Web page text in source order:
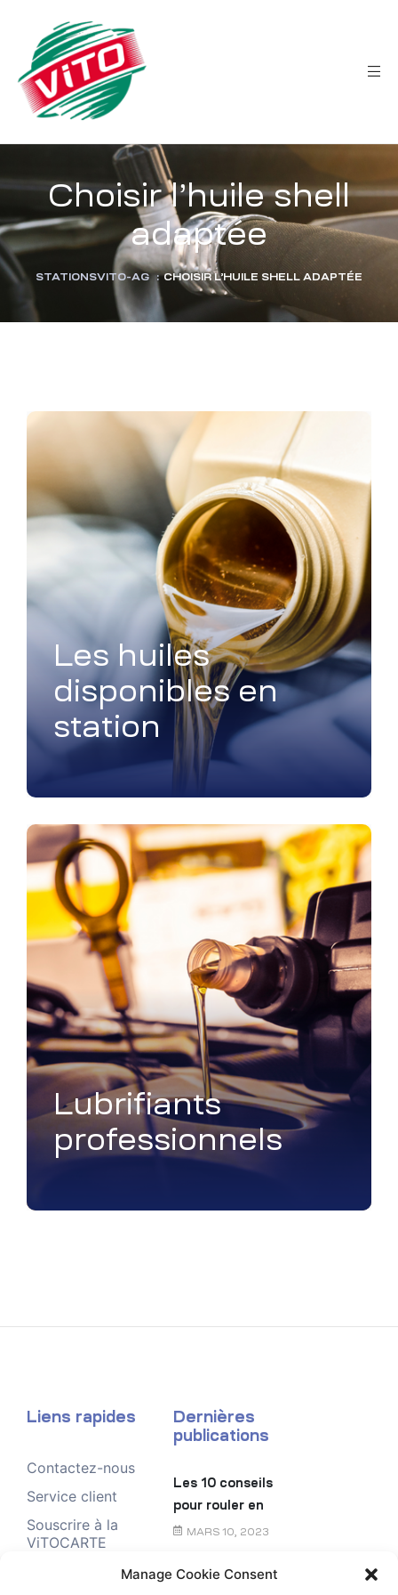
Manage Cookie Consent
Choisir l’huile shell
adaptée
STATIONSVITO-AG : CHOISIR L’HUILE SHELL ADAPTÉE
Les huiles
disponibles en
station
Lubrifiants
professionnels
Liens rapides
Contactez-nous
Service client
Souscrire à la
ViTOCARTE
Dernières
publications
Les 10 conseils
pour rouler en
toute sécurité
MARS 10, 2023
Le chèque